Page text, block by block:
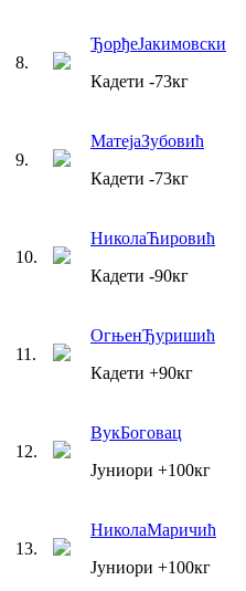
8.
ЂорђеЈакимовски
Кадети -73кг
9.
МатејаЗубовић
Кадети -73кг
10.
НиколаЋировић
Кадети -90кг
11 .
ОгњенЂуришић
Кадети +90кг
12.
ВукБоговац
Јуниори +100кг
13.
НиколаМаричић
Јуниори +100кг